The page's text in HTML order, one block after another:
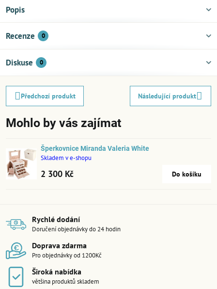
Popis
Recenze 0
Diskuse 0
Předchozí produkt Následující produkt
Mohlo by vás zajímat
Šperkovnice Miranda Valeria White
Skladem v e-shopu
2 300 Kč Do košíku
Rychlé dodání
Doručení objednávky do 24 hodin
Doprava zdarma
Pro objednávky od 1200Kč
Široká nabídka
většina produktů skladem